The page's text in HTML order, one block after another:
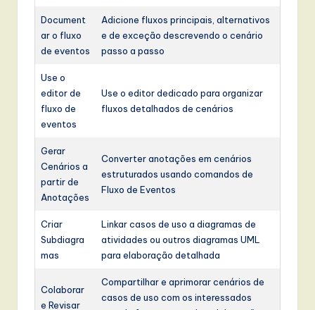
Document
ar o fluxo
de eventos
Adicione fluxos principais, alternativos
e de exceção descrevendo o cenário
passo a passo
Use o
editor de
fluxo de
eventos
Use o editor dedicado para organizar
fluxos detalhados de cenários
Gerar
Cenários a
partir de
Anotações
Converter anotações em cenários
estruturados usando comandos de
Fluxo de Eventos
Criar
Subdiagra
mas
Linkar casos de uso a diagramas de
atividades ou outros diagramas UML
para elaboração detalhada
Colaborar
e Revisar
Compartilhar e aprimorar cenários de
casos de uso com os interessados